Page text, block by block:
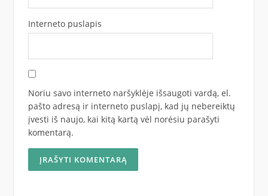
Interneto puslapis
Noriu savo interneto naršyklėje išsaugoti vardą, el.
pašto adresą ir interneto puslapį, kad jų nebereiktų
įvesti iš naujo, kai kitą kartą vėl norėsiu parašyti
komentarą.